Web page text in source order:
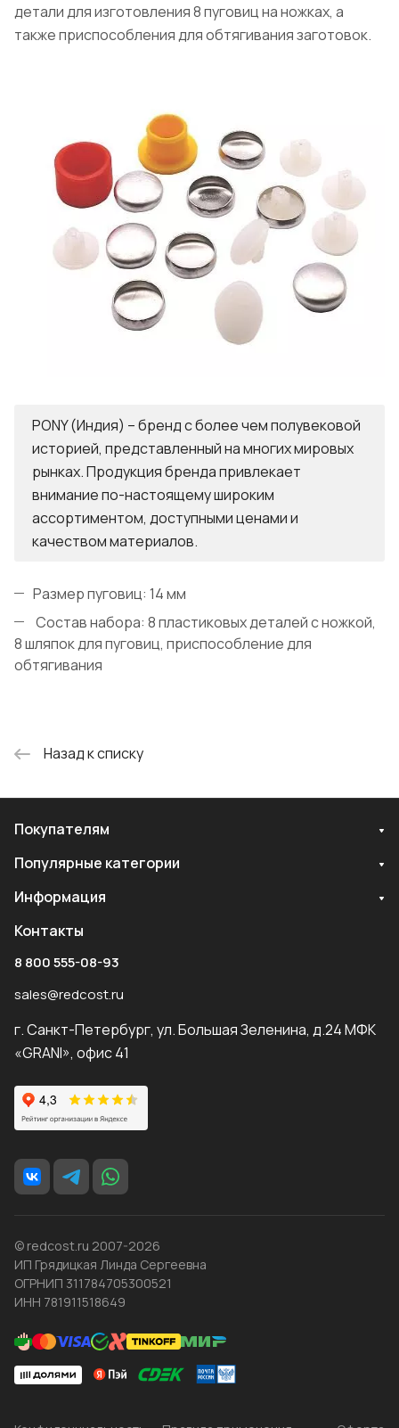
детали для изготовления 8 пуговиц на ножках, а
также приспособления для обтягивания заготовок.
PONY (Индия) – бренд с более чем полувековой
историей, представленный на многих мировых
рынках. Продукция бренда привлекает
внимание по-настоящему широким
ассортиментом, доступными ценами и
качеством материалов.
Размер пуговиц: 14 мм
Состав набора: 8 пластиковых деталей с ножкой,
8 шляпок для пуговиц, приспособление для
обтягивания
Назад к списку
Покупателям
Популярные категории
Информация
Контакты
8 800 555-08-93
sales@redcost.ru
г. Санкт-Петербург, ул. Большая Зеленина, д.24 МФК
«GRANI», офис 41
© redcost.ru 2007-2026
ИП Грядицкая Линда Сергеевна
ОГРНИП 311784705300521
ИНН 781911518649